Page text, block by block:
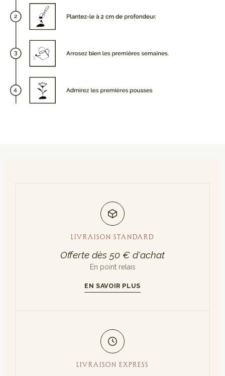
LIVRAISON STANDARD
Offerte dès 50 € d'achat
En point relais
EN SAVOIR PLUS
LIVRAISON EXPRESS